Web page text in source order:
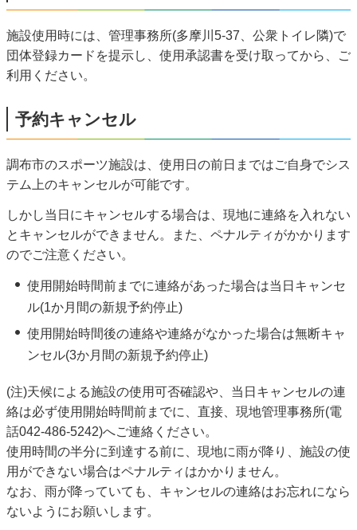
施設使用時には、管理事務所(多摩川5-37、公衆トイレ隣)で
団体登録カードを提示し、使用承認書を受け取ってから、ご
利用ください。
予約キャンセル
調布市のスポーツ施設は、使用日の前日まではご自身でシス
テム上のキャンセルが可能です。
しかし当日にキャンセルする場合は、現地に連絡を入れない
とキャンセルができません。また、ペナルティがかかります
のでご注意ください。
使用開始時間前までに連絡があった場合は当日キャンセ
ル(1か月間の新規予約停止)
使用開始時間後の連絡や連絡がなかった場合は無断キャ
ンセル(3か月間の新規予約停止)
(注)天候による施設の使用可否確認や、当日キャンセルの連
絡は必ず使用開始時間前までに、直接、現地管理事務所(電
話042-486-5242)へご連絡ください。
使用時間の半分に到達する前に、現地に雨が降り、施設の使
用ができない場合はペナルティはかかりません。
なお、雨が降っていても、キャンセルの連絡はお忘れになら
ないようにお願いします。